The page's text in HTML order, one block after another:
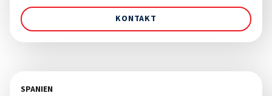
KONTAKT
SPANIEN